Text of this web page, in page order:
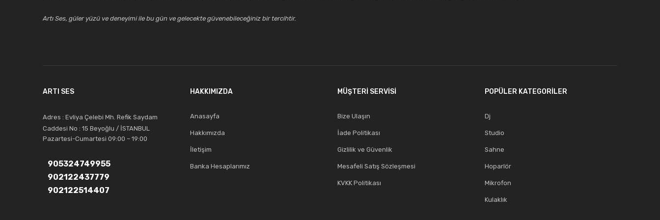
Artı Ses, güler yüzü ve deneyimi ile bu gün ve gelecekte güvenebileceğiniz bir tercihtir.
ARTI SES
Adres : Evliya Çelebi Mh. Refik Saydam
Caddesi No : 15 Beyoğlu / İSTANBUL
Pazartesi-Cumartesi 09:00 – 19:00
905324749955
902122437779
902122514407
HAKKIMIZDA
Anasayfa
Hakkımızda
İletişim
Banka Hesaplarımız
MÜŞTERİ SERVİSİ
Bize Ulaşın
İade Politikası
Gizlilik ve Güvenlik
Mesafeli Satış Sözleşmesi
KVKK Politikası
POPÜLER KATEGORİLER
Dj
Studio
Sahne
Hoparlör
Mikrofon
Kulaklık